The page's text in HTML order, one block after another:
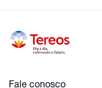
Fale conosco